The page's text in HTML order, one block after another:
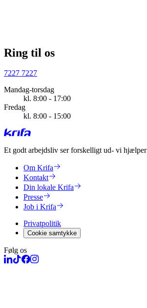
Ring til os
7227 7227
Mandag-torsdag
kl. 8:00 - 17:00
Fredag
kl. 8:00 - 15:00
Et godt arbejdsliv ser forskelligt ud- vi
Om Krifa
Kontakt
Din lokale Krifa
Presse
Job i Krifa
Privatpolitik
Cookie samtykke
Følg os